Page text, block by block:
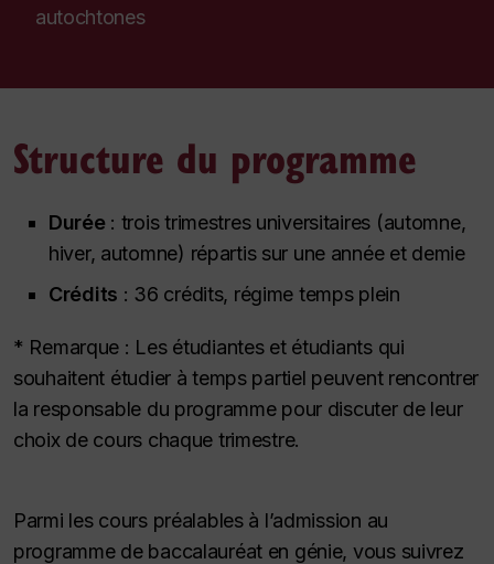
autochtones
Structure du programme
Durée : trois trimestres universitaires (automne,
hiver, automne) répartis sur une année et demie
Crédits : 36 crédits, régime temps plein
* Remarque : Les étudiantes et étudiants qui
souhaitent étudier à temps partiel peuvent rencontrer
la responsable du programme pour discuter de leur
choix de cours chaque trimestre.
Parmi les cours préalables à l’admission au
programme de baccalauréat en génie, vous suivrez